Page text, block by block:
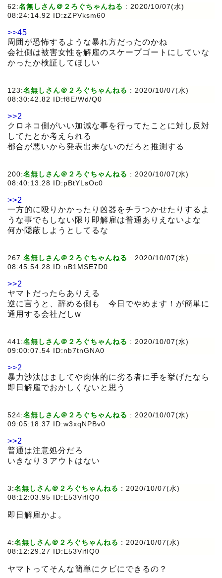
62:名無しさん＠２ろぐちゃんねる : 2020/10/07(水)
08:24:14.92 ID:zZPVksm60
>>45
周囲が恐怖するような暴れ方だったのかね
会社側は被害女性を解雇のスケープゴートにしていな
かったか検証してほしい
123:名無しさん＠２ろぐちゃんねる : 2020/10/07(水)
08:30:42.82 ID:f8E/Wd/Q0
>>2
クロネコ側がいい加減な事を行ってたことに対し反対
してたとか考えられる
都合が悪いから発表出来ないのだろと推測する
200:名無しさん＠２ろぐちゃんねる : 2020/10/07(水)
08:40:13.28 ID:pBtYLsOc0
>>2
一方的に殴りかかったり凶器をチラつかせたりするよ
うな事でもしない限り即解雇は普通ありえないよな
何か隠蔽しようとしてるな
267:名無しさん＠２ろぐちゃんねる : 2020/10/07(水)
08:45:54.28 ID:nB1MSE7D0
>>2
ヤマトだったらありえる
逆に言うと、辞める側も 今日でやめます！が簡単に
通用する会社だしw
441:名無しさん＠２ろぐちゃんねる : 2020/10/07(水)
09:00:07.54 ID:nb7tnGNA0
>>2
暴力沙汰はましてや肉体的に劣る者に手を挙げたなら
即日解雇でおかしくないと思う
524:名無しさん＠２ろぐちゃんねる : 2020/10/07(水)
09:05:18.37 ID:w3xqNPBv0
>>2
普通は注意処分だろ
いきなり３アウトはない
3:名無しさん＠２ろぐちゃんねる : 2020/10/07(水)
08:12:03.95 ID:E53VifIQ0
即日解雇かよ。
4:名無しさん＠２ろぐちゃんねる : 2020/10/07(水)
08:12:29.27 ID:E53VifIQ0
ヤマトってそんな簡単にクビにできるの？